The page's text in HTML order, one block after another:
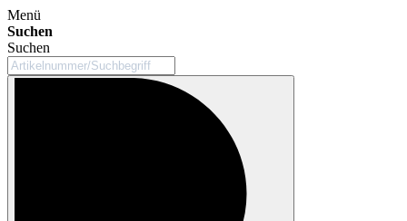
Menü
Suchen
Suchen